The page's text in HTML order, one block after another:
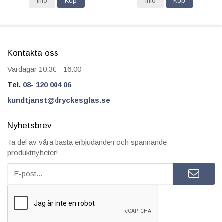
Kontakta oss
Vardagar 10.30 - 16.00
Tel. 08- 120 004 06
kundtjanst@dryckesglas.se
Nyhetsbrev
Ta del av våra bästa erbjudanden och spännande
produktnyheter!